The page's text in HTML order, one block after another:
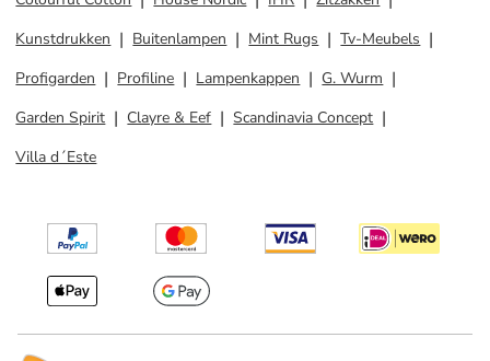
Kunstdrukken
Buitenlampen Mint Rugs
Tv-Meubels
Profigarden
Profiline Lampenkappen
G. Wurm
Garden Spirit
Clayre & Eef
Scandinavia Concept
Villa d´Este